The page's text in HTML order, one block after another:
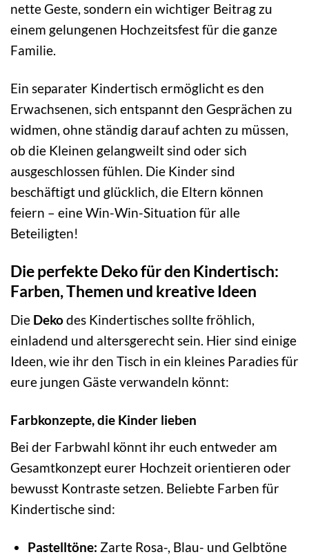
nette Geste, sondern ein wichtiger Beitrag zu
einem gelungenen Hochzeitsfest für die ganze
Familie.
Ein separater Kindertisch ermöglicht es den
Erwachsenen, sich entspannt den Gesprächen zu
widmen, ohne ständig darauf achten zu müssen,
ob die Kleinen gelangweilt sind oder sich
ausgeschlossen fühlen. Die Kinder sind
beschäftigt und glücklich, die Eltern können
feiern – eine Win-Win-Situation für alle
Beteiligten!
Die perfekte Deko für den Kindertisch:
Farben, Themen und kreative Ideen
Die Dekodes Kindertisches sollte fröhlich,
einladend und altersgerecht sein. Hier sind einige
Ideen, wie ihr den Tisch in ein kleines Paradies für
eure jungen Gäste verwandeln könnt:
Farbkonzepte, die Kinder lieben
Bei der Farbwahl könnt ihr euch entweder am
Gesamtkonzept eurer Hochzeit orientieren oder
bewusst Kontraste setzen. Beliebte Farben für
Kindertische sind:
Pastelltöne: Zarte Rosa-, Blau- und Gelbtöne